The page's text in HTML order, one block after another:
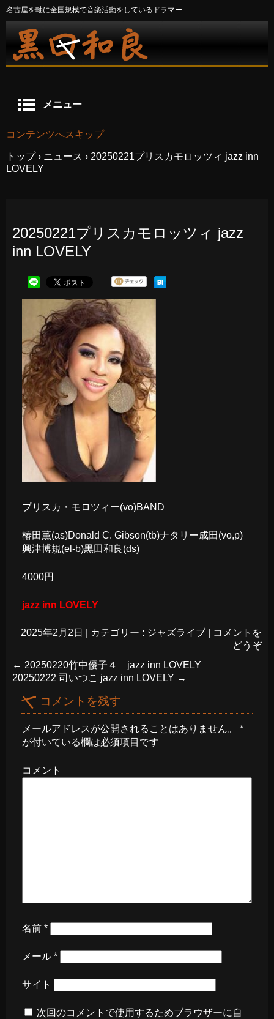
名古屋を軸に全国規模で音楽活動をしているドラマー
メニュー
コンテンツへスキップ
トップ › ニュース › 20250221プリスカモロッツィ jazz inn
LOVELY
20250221プリスカモロッツィ jazz
inn LOVELY
プリスカ・モロツィー(vo)BAND
椿田薫(as)Donald C. Gibson(tb)ナタリー成田(vo,p)
興津博規(el-b)黒田和良(ds)
4000円
jazz inn LOVELY
2025年2月2日 カテゴリー : ジャズライブ
コメントを
どうぞ
← 20250220竹中優子４ jazz inn LOVELY
20250222 司いつこ jazz inn LOVELY →
コメントを残す
メールアドレスが公開されることはありません。
*
が付いている欄は必須項目です
コメント
名前 *
メール *
サイト
次回のコメントで使用するためブラウザーに自